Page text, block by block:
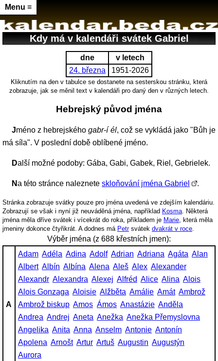
Menu ≡
Kdy má v kalendáři svátek Gabriel
dne
v letech
24. března
1951-2026
Kliknutím na den v tabulce se dostanete na sesterskou stránku, která
zobrazuje, jak se měnil text v kalendáři pro daný den v různých letech.
Hebrejský původ jména
Jméno z hebrejskéhogabr-í él, což se vykládá jako "Bůh je
má síla". V poslední době oblíbené jméno.
Další možné podoby: Gába, Gabi, Gabek, Riel, Gebrielek.
Na této stránce nalezneteskloňování jména Gabriel .
Stránka zobrazuje svátky pouze pro jména uvedená ve zdejším kalendáriu.
Zobrazují se však i nyní již neuváděná jména, například Kosma . Některá
jména měla dříve svátek i vícekrát do roka, příkladem je Marie , která měla
jmeniny dokonce čtyřikrát. A dodnes má Petrsvátek dvakrát v roce
Výběr jména (z 688 křestních jmen):
A
Adam Adéla Adina Adolf Adrian Adriana Agáta Alan
Albert Albín Albína Alena Aleš Alex Alexander
Alexandr Alexandra Alexej Alfréd Alice Alina Alois
Alois Gonzaga Aloisie Alžběta Amálie Amát Ambrož
Ambrož biskup Amos Ámos Anastázie Anděla
Andrea Andrej Aneta Anežka Anežka Přemyslovna
Angelika Anita Anna Anselm Antonie Antonín
Apolena Arnošt Artur Artuš Augustin Augustýn
Aurora